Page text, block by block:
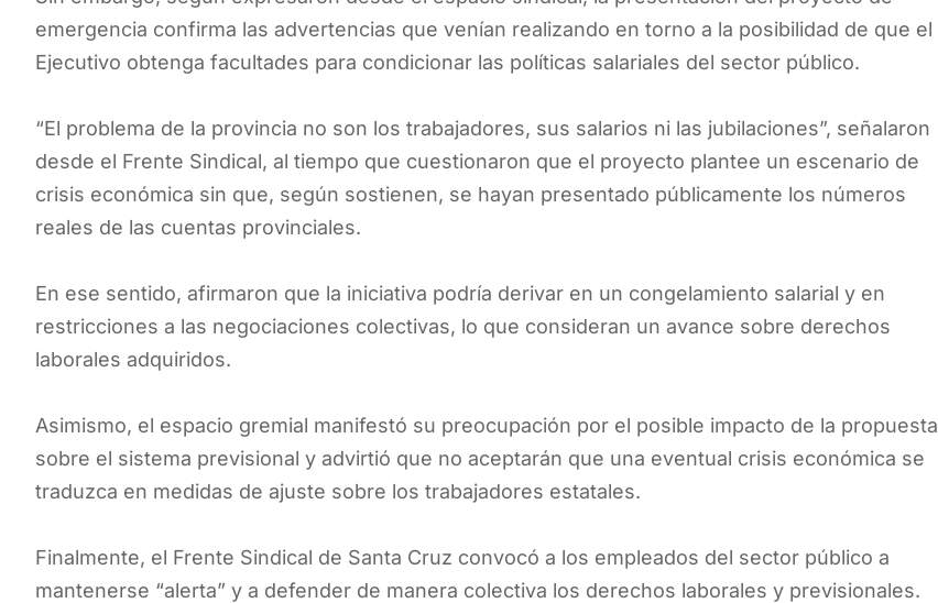
emergencia confirma las advertencias que venían realizando en torno a la posibilidad de que el
Ejecutivo obtenga facultades para condicionar las políticas salariales del sector público.
“El problema de la provincia no son los trabajadores, sus salarios ni las jubilaciones”, señalaron
desde el Frente Sindical, al tiempo que cuestionaron que el proyecto plantee un escenario de
crisis económica sin que, según sostienen, se hayan presentado públicamente los números
reales de las cuentas provinciales.
En ese sentido, afirmaron que la iniciativa podría derivar en un congelamiento salarial y en
restricciones a las negociaciones colectivas, lo que consideran un avance sobre derechos
laborales adquiridos.
Asimismo, el espacio gremial manifestó su preocupación por el posible impacto de la propuesta
sobre el sistema previsional y advirtió que no aceptarán que una eventual crisis económica se
traduzca en medidas de ajuste sobre los trabajadores estatales.
Finalmente, el Frente Sindical de Santa Cruz convocó a los empleados del sector público a
mantenerse “alerta” y a defender de manera colectiva los derechos laborales y previsionales.